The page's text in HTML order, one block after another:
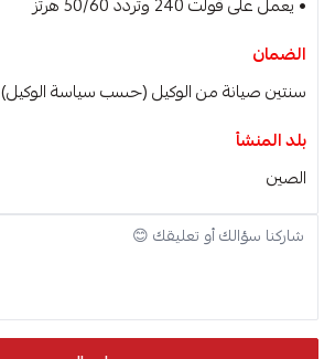
الضمان
سنتين صيانة من الوكيل (حسب سياسة الوكيل)
بلد المنشأ
الصين